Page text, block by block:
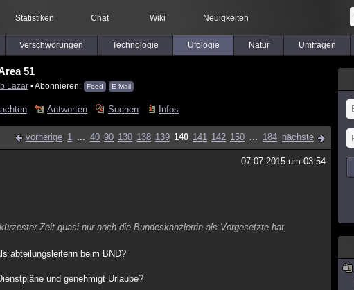
Statistiken Chat Wiki Neuigkeiten
Verschwörungen Technologie Ufologie Natur Umfragen
51
Lazar▪ Abonnieren: Feed E-Mail
Antworten Suchen Infos
vorherige 1 ... 40 90 130 138 139 140 141 142 150 ... 184 nächste
07.07.2015 um 03:54
Zeit quasi nur noch die Bundeskanzlerrin als Vorgesetzte hat,
abteilungsleiterin beim BND?
und genehmigt Urlaube?